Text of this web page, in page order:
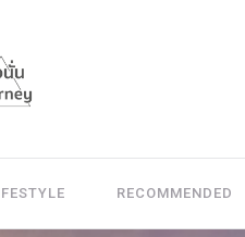
RECOMMENDED